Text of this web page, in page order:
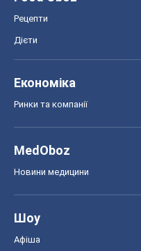
Рецепти
Дієти
Економіка
Ринки та компанії
MedOboz
Новини медицини
Шоу
Афіша